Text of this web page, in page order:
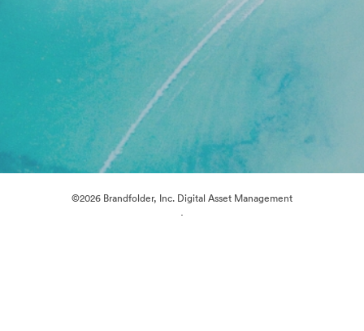
©2026 Brandfolder, Inc. Digital Asset Management
·